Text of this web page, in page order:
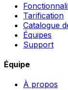
Tarification
Catalogue
Équipes
Support
Équipe
À propos